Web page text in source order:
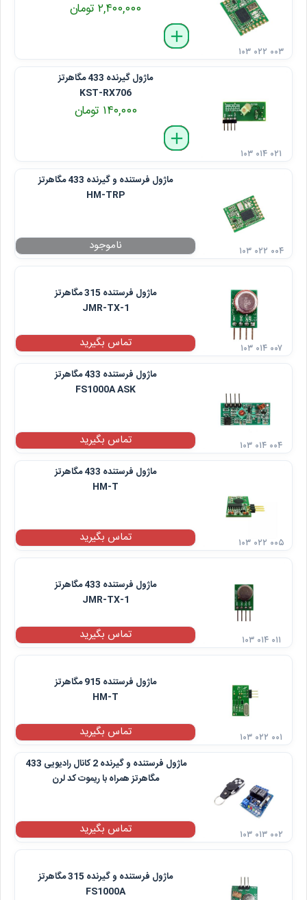
۲,۴۰۰,۰۰۰ تومان
delete
remove
add
۱۰۳ ۰۲۲ ۰۰۳
ماژول گیرنده 433 مگاهرتز
KST-RX706
۱۴۰,۰۰۰ تومان
delete
remove
add
۱۰۳ ۰۱۴ ۰۲۱
ماژول فرستنده و گیرنده 433 مگاهرتز
HM-TRP
۱۰۳ ۰۲۲ ۰۰۴
ماژول فرستنده 315 مگاهرتز
JMR-TX-1
تماس بگیرید
۱۰۳ ۰۱۴ ۰۰۷
ماژول فرستنده 433 مگاهرتز
FS1000A ASK
تماس بگیرید
۱۰۳ ۰۱۴ ۰۰۴
ماژول فرستنده 433 مگاهرتز
HM-T
تماس بگیرید ۱۰۳ ۰۲۲ ۰۰۵
ماژول فرستنده 433 مگاهرتز
JMR-TX-1
تماس بگیرید ۱۰۳ ۰۱۴ ۰۱۱
ماژول فرستنده 915 مگاهرتز
HM-T
تماس بگیرید
۱۰۳ ۰۲۲ ۰۰۱
ماژول فرستنده و گیرنده 2 کانال رادیویی 433
مگاهرتز همراه با ریموت کد لرن
تماس بگیرید ۱۰۳ ۰۱۳ ۰۰۲
ماژول فرستنده و گیرنده 315 مگاهرتز
FS1000A